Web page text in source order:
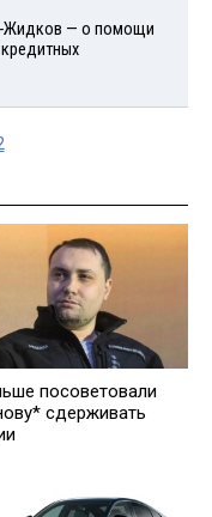
Жидков — о помощи
посоветовали
сдерживать